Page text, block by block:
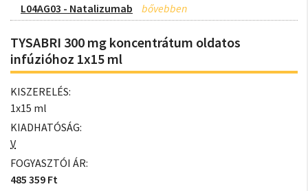
L04AG03 - Natalizumab
TYSABRI 300 mg koncentrátum oldatos
infúzióhoz 1x15 ml
KISZERELÉS:
1x15 ml
KIADHATÓSÁG:
V
FOGYASZTÓI ÁR:
485 359 Ft